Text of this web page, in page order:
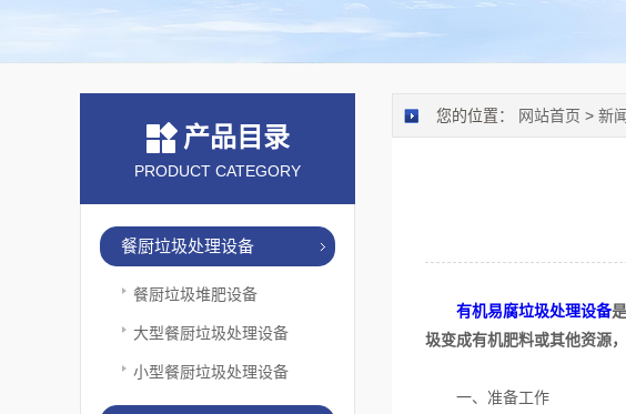
产品目录
PRODUCT CATEGORY
餐厨垃圾处理设备
餐厨垃圾堆肥设备
大型餐厨垃圾处理设备
小型餐厨垃圾处理设备
您的位置： 网站首页 > 新
有机易腐垃圾处理设备
圾变成有机肥料或其他资源
一、准备工作